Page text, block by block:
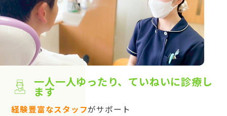
一人一人ゆったり、ていねいに診療し
ます
経験豊富なスタッフがサポート